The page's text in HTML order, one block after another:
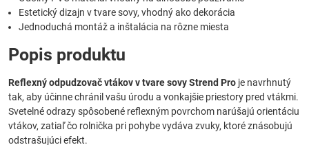
Estetický dizajn v tvare sovy, vhodný ako dekorácia
Jednoduchá montáž a inštalácia na rôzne miesta
Popis produktu
Reflexný odpudzovač vtákov v tvare sovy Strend Pro je navrhnutý
tak, aby účinne chránil vašu úrodu a vonkajšie priestory pred vtákmi.
Svetelné odrazy spôsobené reflexným povrchom narúšajú orientáciu
vtákov, zatiaľ čo rolnička pri pohybe vydáva zvuky, ktoré znásobujú
odstrašujúci efekt.